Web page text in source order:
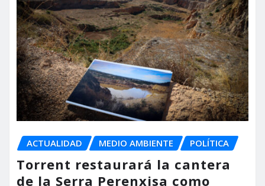
ACTUALIDAD MEDIO AMBIENTE POLÍTICA
Torrent restaurará la cantera
de la Serra Perenxisa como